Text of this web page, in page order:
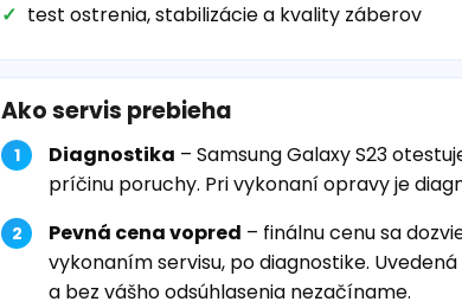
test ostrenia, stabilizácie a kvality záberov
Ako servis prebieha
Diagnostika – Samsung Galaxy S23
príčinu poruchy. Pri vykonaní opravy je
Pevná cena vopred – finálnu cenu sa
vykonaním servisu, po diagnostike.
a bez vášho odsúhlasenia nezačíname.